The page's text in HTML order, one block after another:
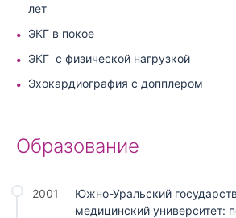
лет
ЭКГ в покое
ЭКГ с физической нагрузкой
Эхокардиография с допплером
Образование
2001
Южно-Уральский
медицинский университет: